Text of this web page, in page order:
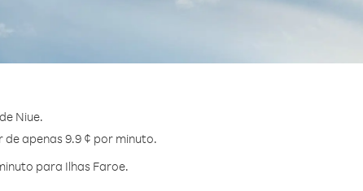
Niue.
apenas 9.9 ¢ por minuto.
para Ilhas Faroe.